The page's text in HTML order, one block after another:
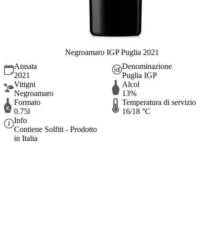
Negroamaro IGP Puglia 2021
Annata
2021
Denominazione
Puglia IGP
Vitigni
Negroamaro
Alcol
13%
Formato
0.75l
Temperatura di servizio
16/18 °C
Info
Contiene Solfiti - Prodotto
in Italia